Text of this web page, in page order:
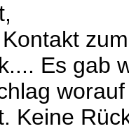
Es gab
Keine